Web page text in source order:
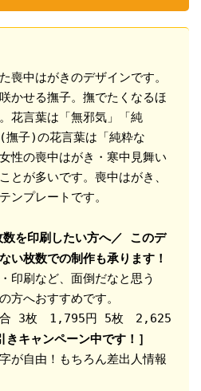
喪中はがきのデザインです。
かせる撫子。撫でたくなるほ
花言葉は「無邪気」「純
撫子)の花言葉は「純粋な
性の喪中はがき・寒中見舞い
とが多いです。喪中はがき、
ンプレートです。
を印刷したい方へ／ このデ
い枚数での制作も承ります！
印刷など、面倒だなと思う
方へおすすめです。
合 3枚　1,795円 5枚　2,625
きキャンペーン中です！］
が自由！もちろん差出人情報